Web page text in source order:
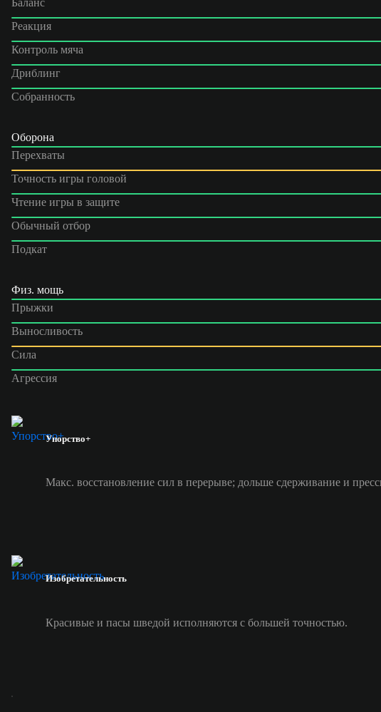
Реакция
Контроль мяча
Дриблинг
Собранность
Оборона
Перехваты
Точность игры головой
Чтение игры в защите
Обычный отбор
Подкат
Физ. мощь
Прыжки
Выносливость
Сила
Агрессия
Упорство+
Макс. восстановление сил в перерыве; дольше сдерживание и
Изобретательность
Красивые и пасы шведой исполняются с большей точностью.